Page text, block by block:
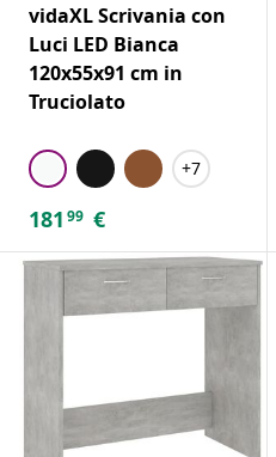
vidaXL Scrivania con
Luci LED Bianca
120x55x91 cm in
Truciolato
+7
181 99 €